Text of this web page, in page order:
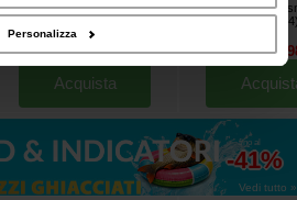
Personalizza
Canna Prowess Osmose X 10'
84,90€ 51,90€
Acquista
Canne Prowess
3lbs Full Cork (les
379,60€
fino al
-41%
Vedi tutto »